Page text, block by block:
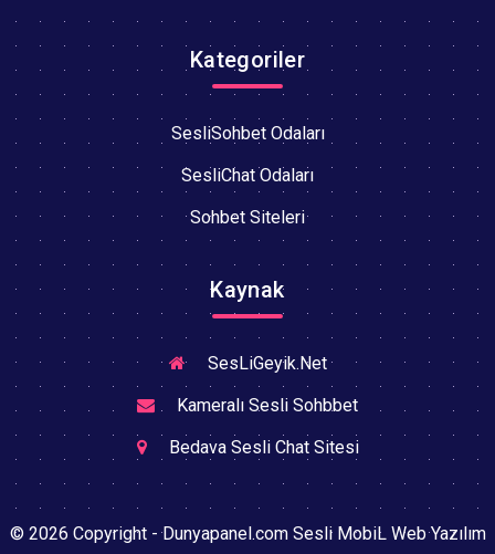
Kategoriler
SesliSohbet Odaları
SesliChat Odaları
Sohbet Siteleri
Kaynak
SesLiGeyik.Net
Kameralı Sesli Sohbbet
Bedava Sesli Chat Sitesi
© 2026 Copyright - Dunyapanel.com Sesli MobiL Web Yazılım